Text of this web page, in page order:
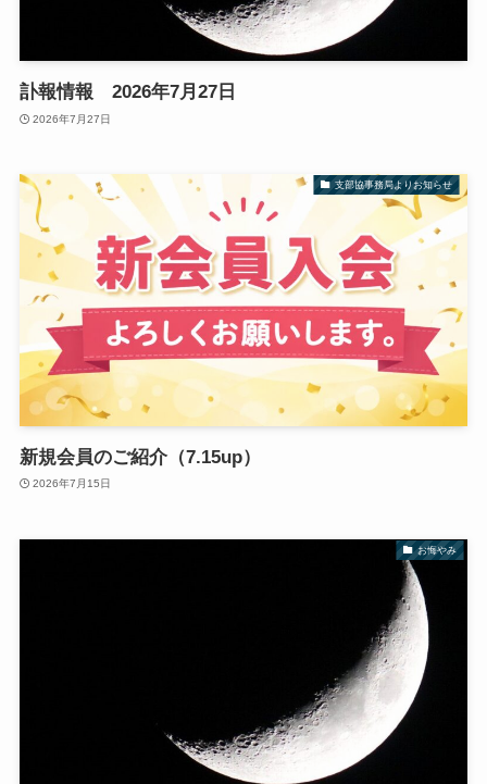
訃報情報 2026年7月27日
2026年7月27日
支部協事務局よりお知らせ
新規会員のご紹介（7.15up）
2026年7月15日
お悔やみ